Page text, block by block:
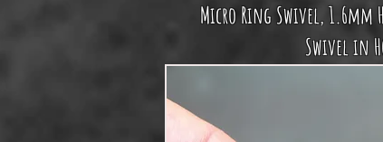
Micro Ring Swivel,1.6mm
Swivelin